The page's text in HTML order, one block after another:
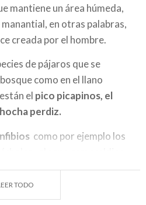
mantiene un área húmeda,
en otras palabras,
creada por el hombre.
de pájaros que se
como en el llano
el pico picapinos, el
perdiz.
como por ejemplo los
los mamíferos destacan
los tejone
TODO